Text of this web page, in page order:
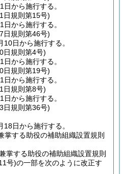
から施行する。
日規則第15号)
から施行する。
日規則第46号)
日から施行する。
日規則第4号)
から施行する。
日規則第19号)
から施行する。
日規則第8号)
から施行する。
日規則第36号)
日から施行する。
掌する助役の補助組織設置規則
掌する助役の補助組織設置規則
号)の一部を次のように改正す